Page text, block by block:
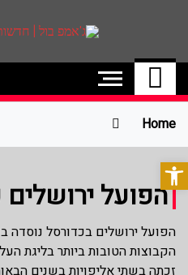
פתח סרגל נגישות
ג'אמפ
ספורט
אתר גאמפ בול
כדורסל האתר
הטובות בעולם
בכדורסל , יורוליג,
Home
הפועל
הקבוצות הטובות ביותר בליגת